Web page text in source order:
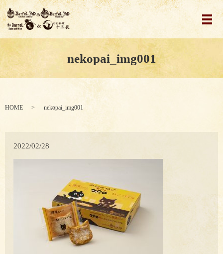
メ
nekopai_img001
HOME nekopai_img001
2022/02/28